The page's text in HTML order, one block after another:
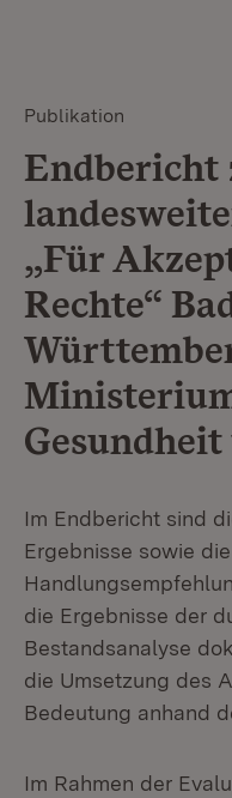
Publikation
„Für
Rechte“
Im Endbericht sind
Ergebnisse sowie
die Ergebnisse der
Bestandsanalyse
die Umsetzung des
Bedeutung anhand
Im Rahmen der